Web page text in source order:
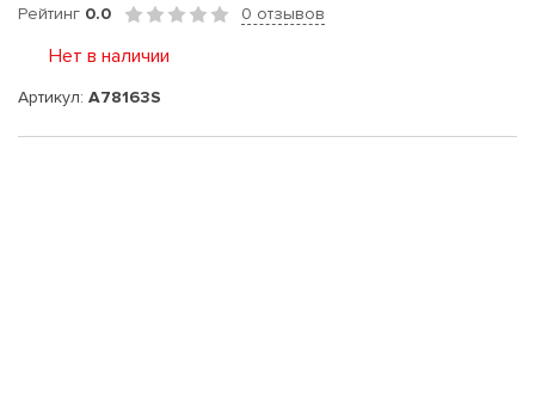
Рейтинг 0.0 0 отзывов
Нет в наличии
Артикул: A78163S